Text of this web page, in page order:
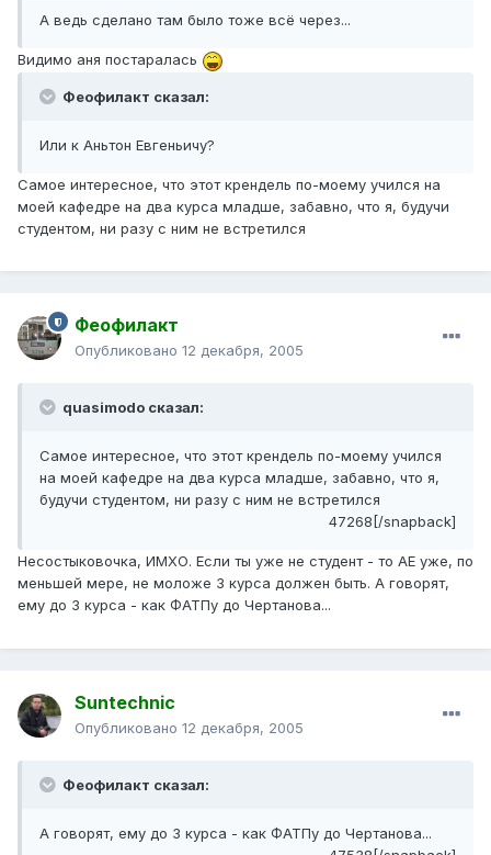
А ведь сделано там было тоже всё через...
Видимо аня постаралась
Феофилакт сказал:
Или к Аньтон Евгеньичу?
Самое интересное, что этот крендель по-моему учился на
моей кафедре на два курса младше, забавно, что я, будучи
студентом, ни разу с ним не встретился
Феофилакт
Опубликовано 12 декабря, 2005
quasimodo сказал:
Самое интересное, что этот крендель по-моему учился
на моей кафедре на два курса младше, забавно, что я,
будучи студентом, ни разу с ним не встретился
47268[/snapback]
Несостыковочка, ИМХО. Если ты уже не студент - то АЕ уже, по
меньшей мере, не моложе 3 курса должен быть. А говорят,
ему до 3 курса - как ФАТПу до Чертанова...
Suntechnic
Опубликовано 12 декабря, 2005
Феофилакт сказал:
А говорят, ему до 3 курса - как ФАТПу до Чертанова...